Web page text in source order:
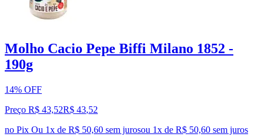
Molho Cacio Pepe Biffi Milano 1852 -
190g
14% OFF
Preço R$ 43,52R$ 43,52
no Pix Ou 1x de R$ 50,60 sem jurosou 1x de R$ 50,60 sem juros